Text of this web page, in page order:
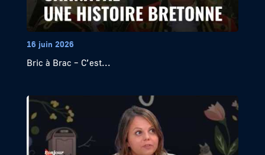
16 juin 2026
Bric à Brac – C’est...